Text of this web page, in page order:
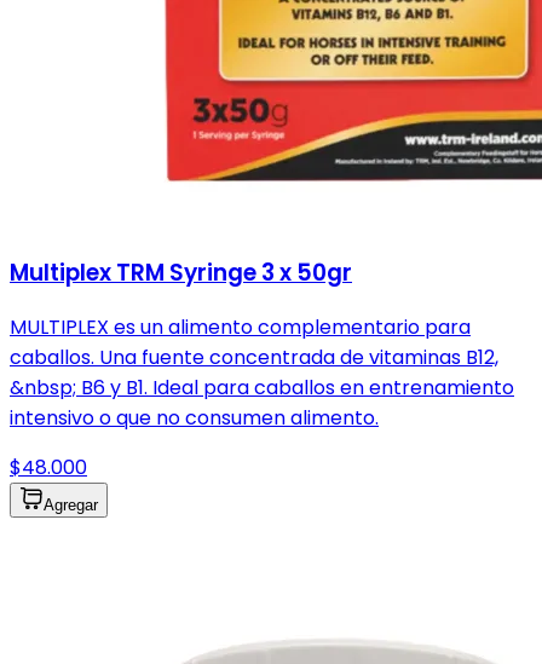
Multiplex TRM Syringe 3 x 50gr
MULTIPLEX es un alimento complementario para
caballos. Una fuente concentrada de vitaminas B12,
&nbsp; B6 y B1. Ideal para caballos en entrenamiento
intensivo o que no consumen alimento.
$48.000
Agregar